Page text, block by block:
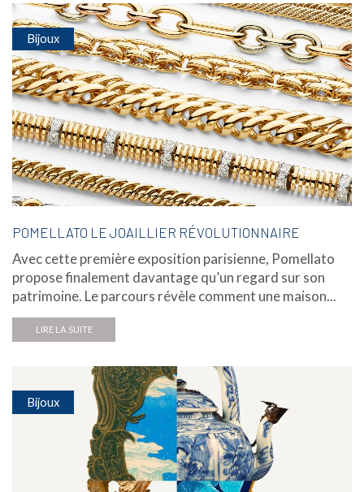
Bijoux
POMELLATO LE JOAILLIER RÉVOLUTIONNAIRE
Avec cette première exposition parisienne, Pomellato
propose finalement davantage qu’un regard sur son
patrimoine. Le parcours révèle comment une maison...
LIRE LA SUITE
Bijoux